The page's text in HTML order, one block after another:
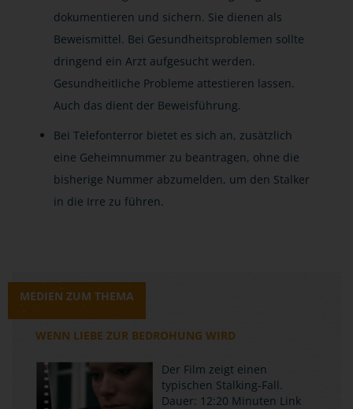
dokumentieren und sichern. Sie dienen als
Beweismittel. Bei Gesundheitsproblemen sollte
dringend ein Arzt aufgesucht werden.
Gesundheitliche Probleme attestieren lassen.
Auch das dient der Beweisführung.
Bei Telefonterror bietet es sich an, zusätzlich
eine Geheimnummer zu beantragen, ohne die
bisherige Nummer abzumelden, um den Stalker
in die Irre zu führen.
MEDIEN ZUM THEMA
WENN LIEBE ZUR BEDROHUNG WIRD
Der Film zeigt einen
typischen Stalking-Fall.
Dauer: 12:20 Minuten Link